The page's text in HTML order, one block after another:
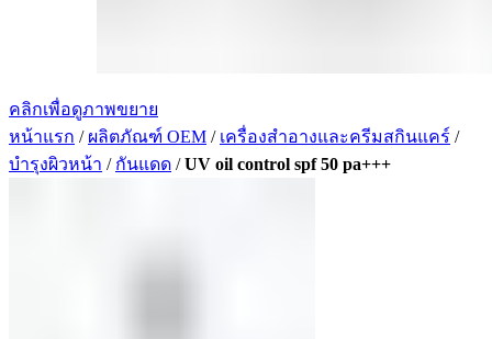
คลิกเพื่อดูภาพขยาย
หน้าแรก / ผลิตภัณฑ์ OEM / เครื่องสำอางและครีมสกินแคร์ /
บำรุงผิวหน้า / กันแดด /UV oil control spf 50 pa+++